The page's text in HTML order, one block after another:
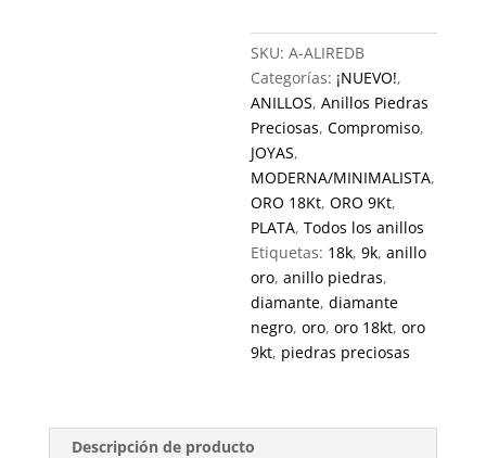
SKU:A-ALIREDB
Categorías: ¡NUEVO!,
ANILLOS,Anillos Piedras
Preciosas,Compromiso,
JOYAS,
MODERNA/MINIMALISTA,
ORO 18Kt,ORO 9Kt,
PLATA,Todos los anillos
Etiquetas: 18k,9k,anillo
oro,anillo piedras,
diamante,diamante
negro,oro,oro 18kt,oro
9kt, piedras preciosas
Descripción de producto